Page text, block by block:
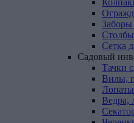
Заборы
Сетка
Садовый
Тачки
Вилы,
Лопаты
Ведра,